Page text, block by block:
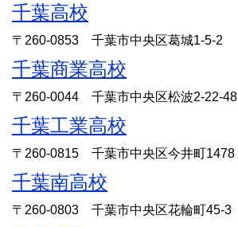
千葉高校
〒260-0853 千葉市中央区葛城1-5-2
千葉商業高校
〒260-0044 千葉市中央区松波2-22-48
千葉工業高校
〒260-0815 千葉市中央区今井町1478
千葉南高校
〒260-0803 千葉市中央区花輪町45-3